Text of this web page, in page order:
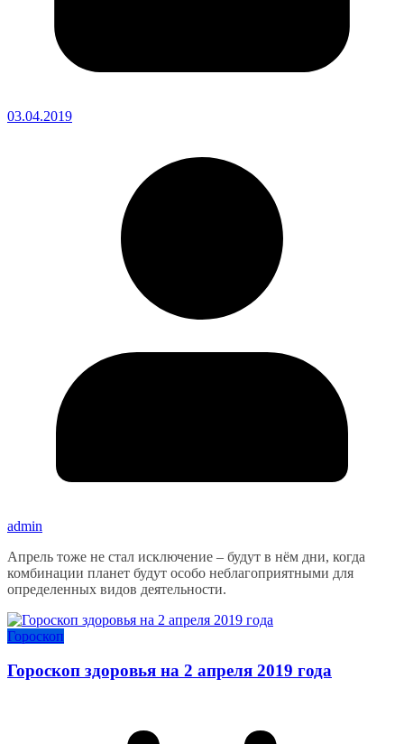
03.04.2019
admin
Апрель тоже не стал исключение – будут в нём дни, когда
комбинации планет будут особо неблагоприятными для
определенных видов деятельности.
Гороскоп
Гороскоп здоровья на 2 апреля 2019 года